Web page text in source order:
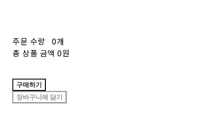
주문 수량 0개
총 상품 금액 0원
구매하기
장바구니에 담기